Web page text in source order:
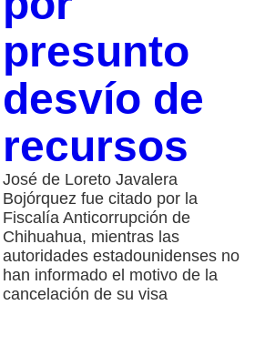
presunto
desvío de
recursos
José de Loreto Javalera
Bojórquez fue citado por la
Fiscalía Anticorrupción de
Chihuahua, mientras las
autoridades estadounidenses no
han informado el motivo de la
cancelación de su visa